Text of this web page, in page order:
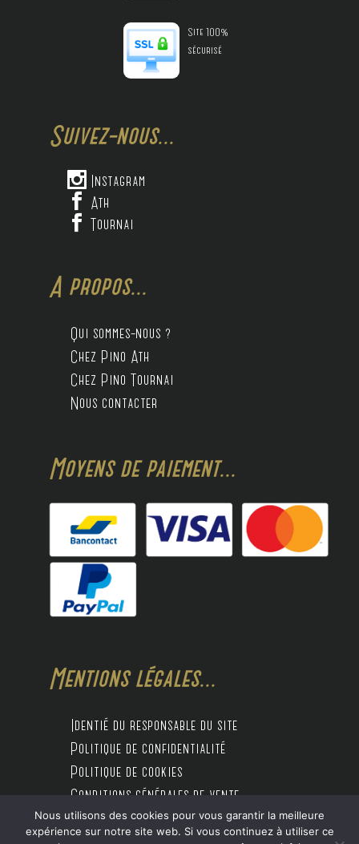
Site 100%
sécurisé
Suivez-nous...
 Instagram
 Ath
 Tournai
A propos...
Qui sommes-nous ?
Chez Pino Ath
Chez Pino Tournai
Nous contacter
Moyens de paiement...
Mentions légales...
Identié du responsable du site
Politique de confidentialité
Politique de cookies
Conditions générales de vente
Nous utilisons des cookies pour vous garantir la meilleure
expérience sur notre site web. Si vous continuez à utiliser ce